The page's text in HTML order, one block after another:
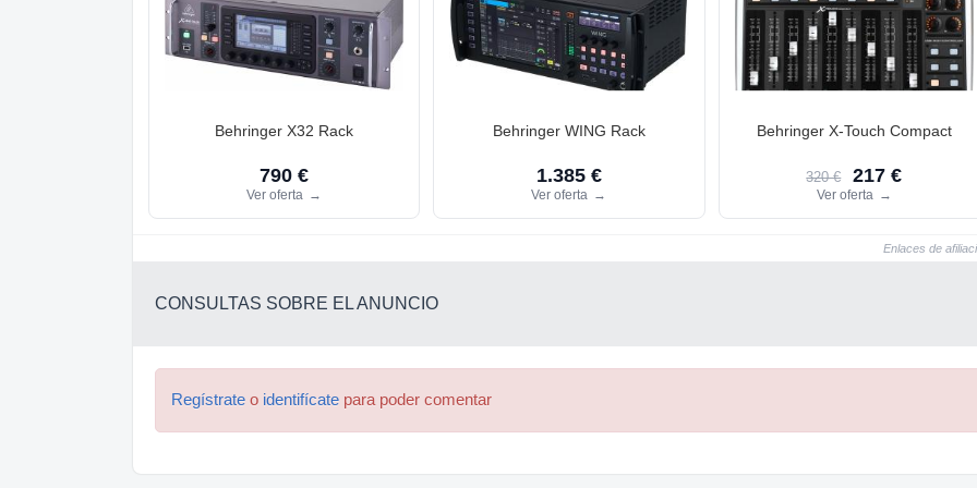
Behringer X32 Rack
790 €
Ver oferta →
Behringer WING Rack
1.385 €
Ver oferta →
Behringer X-Touch Compact
320 € 217 €
Ver oferta →
Enlaces de
CONSULTAS SOBRE EL ANUNCIO
Regístrate o identifícate para poder comentar